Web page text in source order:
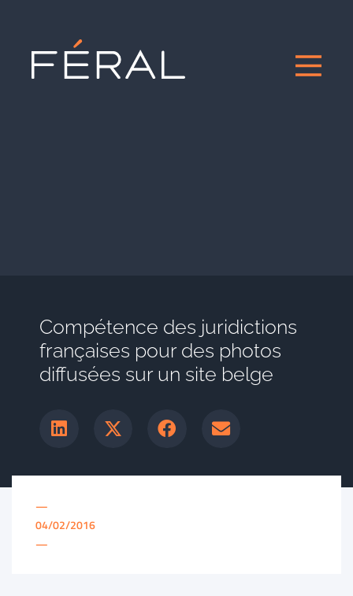
Compétence des juridictions
françaises pour des photos
diffusées sur un site belge
—
04/02/2016
—